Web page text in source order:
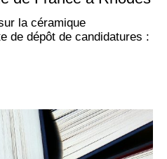
la céramique
de dépôt de candidatures :